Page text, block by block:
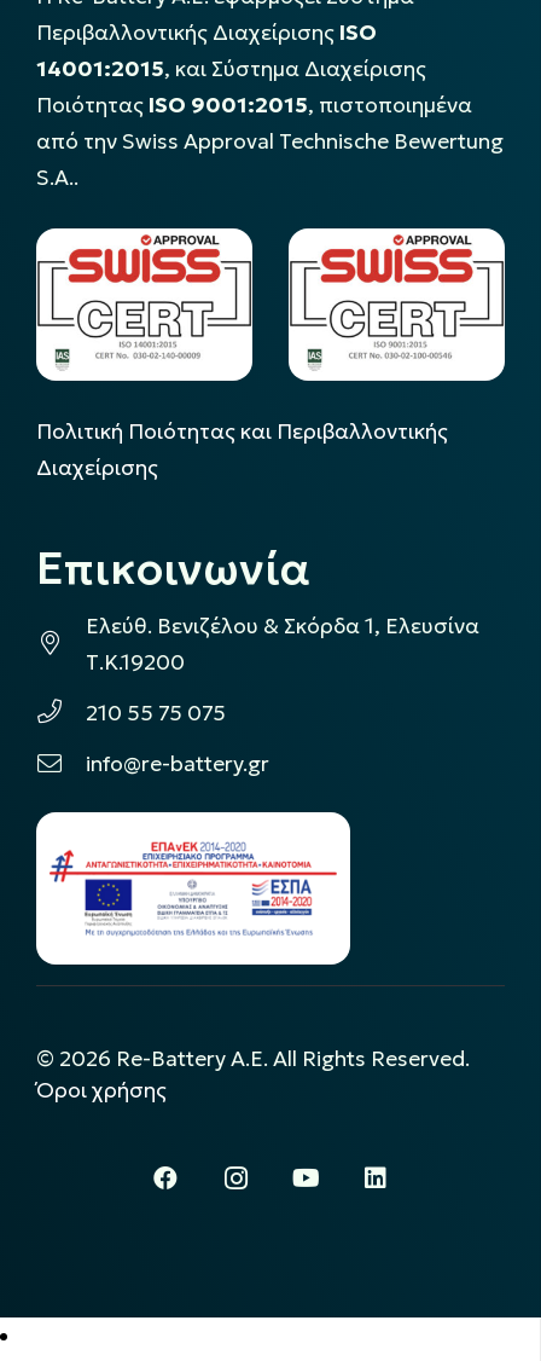
Περιβαλλοντικής Διαχείρισης ISO
14001:2015, και Σύστημα Διαχείρισης
Ποιότητας ISO 9001:2015, πιστοποιημένα
από την Swiss Approval Technische Bewertung
S.A..
Πολιτική Ποιότητας και Περιβαλλοντικής
Διαχείρισης
Επικοινωνία
Ελεύθ. Βενιζέλου & Σκόρδα 1, Ελευσίνα
Τ.Κ.19200
210 55 75 075
info@re-battery.gr
© 2026 Re-Battery A.E. All Rights Reserved.
Όροι χρήσης